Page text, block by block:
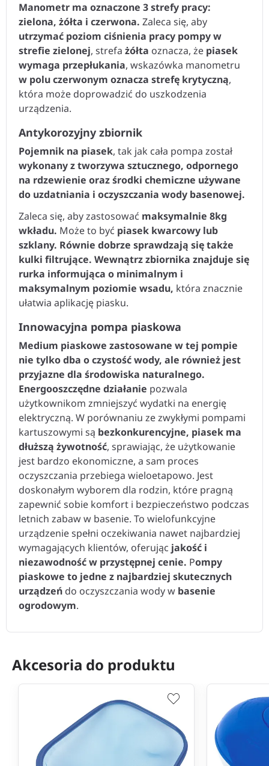
Manometr ma oznaczone 3 strefy pracy:
zielona, żółta i czerwona. Zaleca się, aby
utrzymać poziom ciśnienia pracy pompy w
strefie zielonej, strefa żółta oznacza, że piasek
wymaga przepłukania, wskazówka manometru
w polu czerwonym oznacza strefę krytyczną,
która może doprowadzić do uszkodzenia
urządzenia.
Antykorozyjny zbiornik
Pojemnik na piasek, tak jak cała pompa został
wykonany z tworzywa sztucznego, odpornego
na rdzewienie oraz środki chemiczne używane
do uzdatniania i oczyszczania wody basenowej.
Zaleca się, aby zastosować maksymalnie 8kg
wkładu. Może to być piasek kwarcowy lub
szklany. Równie dobrze sprawdzają się także
kulki filtrujące. Wewnątrz zbiornika znajduje się
rurka informująca o minimalnym i
maksymalnym poziomie wsadu, która znacznie
ułatwia aplikację piasku.
Innowacyjna pompa piaskowa
Medium piaskowe zastosowane w tej pompie
nie tylko dba o czystość wody, ale również jest
przyjazne dla środowiska naturalnego.
Energooszczędne działanie pozwala
użytkownikom zmniejszyć wydatki na energię
elektryczną. W porównaniu ze zwykłymi pompami
kartuszowymi są bezkonkurencyjne, piasek ma
dłuższą żywotność, sprawiając, że użytkowanie
jest bardzo ekonomiczne, a sam proces
oczyszczania przebiega wieloetapowo. Jest
doskonałym wyborem dla rodzin, które pragną
zapewnić sobie komfort i bezpieczeństwo podczas
letnich zabaw w basenie. To wielofunkcyjne
urządzenie spełni oczekiwania nawet najbardziej
wymagających klientów, oferując jakość i
niezawodność w przystępnej cenie. Pompy
piaskowe to jedne z najbardziej skutecznych
urządzeń do oczyszczania wody w basenie
ogrodowym.
Akcesoria do produktu